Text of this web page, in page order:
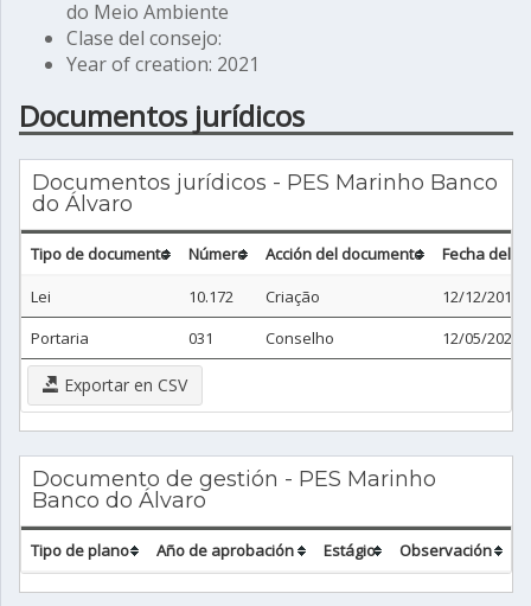
do Meio Ambiente
Clase del consejo:
Year of creation: 2021
Documentos jurídicos
Documentos jurídicos - PES Marinho Banco
do Álvaro
Tipo de documento Número Acción del documento
Fecha del
Lei
10.172 Criação
12/12/2014
Portaria
031 Conselho 12/05/2021
Exportar en CSV
Documento de gestión - PES Marinho
Banco do Álvaro
Tipo de plano Año de aprobación Estágio Observación